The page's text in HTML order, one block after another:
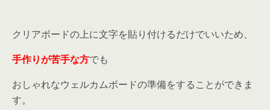
クリアボードの上に文字を貼り付けるだけでいいため、
手作りが苦手な方でも
おしゃれなウェルカムボードの準備をすることができま
す。